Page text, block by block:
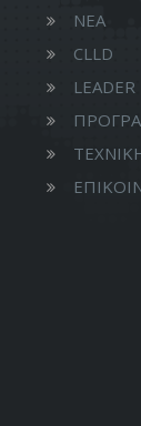
ΝΕΑ
CLLD
LEADER